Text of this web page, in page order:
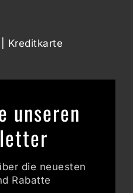
Kreditkarte
unseren
die neuesten
Rabatte